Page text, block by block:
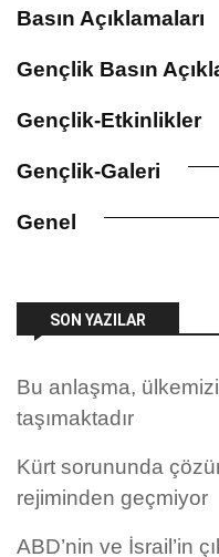
Basın Açıklamaları
Gençlik Basın
Gençlik-Etkinlikler
Gençlik-Galeri
Genel
SON YAZILAR
Bu anlaşma,
taşımaktadır
Kürt sorununda
rejiminden geçmiyor
ABD’nin ve İsrail’in